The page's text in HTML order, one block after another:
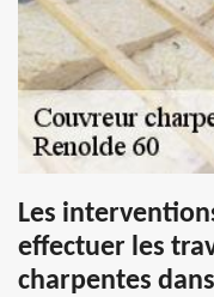
Les
effectuer les
charpentes